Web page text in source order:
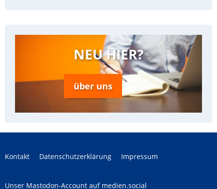
NEU HIER?
über uns
Kontakt Datenschutzerklärung Impressum
Unser Mastodon-Account auf medien.social